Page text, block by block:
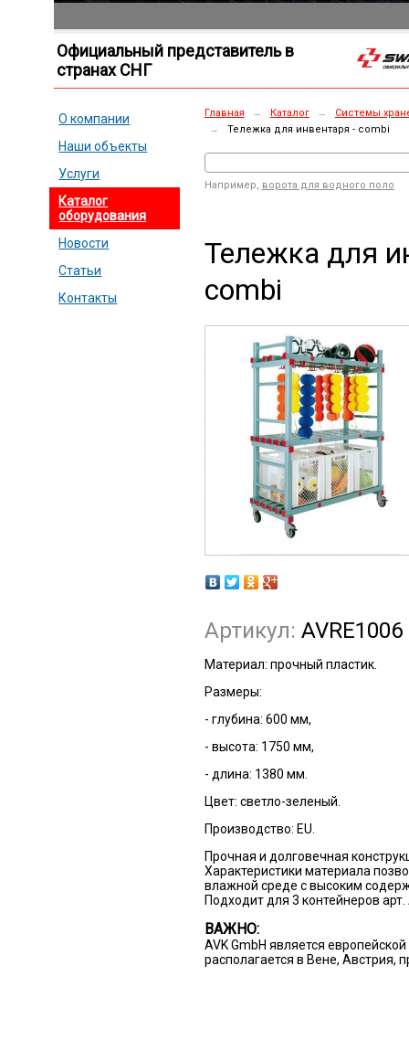
Официальный представитель в
странах СНГ
О компании
Наши объекты
Услуги
Каталог
оборудования
Новости
Статьи
Контакты
Главная → Каталог →
Системы
→
Тележка для инвентаря - combi
Например, ворота для водного поло
Тележка для
combi
Артикул: AVRE1006
Материал: прочный пластик.
Размеры:
- глубина: 600 мм,
- высота: 1750 мм,
- длина: 1380 мм.
Цвет: светло-зеленый.
Производство: EU.
Прочная и долговечная
Характеристики материала
влажной среде с высоким
Подходит для 3 контейнеров арт.
ВАЖНО:
AVK GmbH является
располагается в Вене, Австрия,